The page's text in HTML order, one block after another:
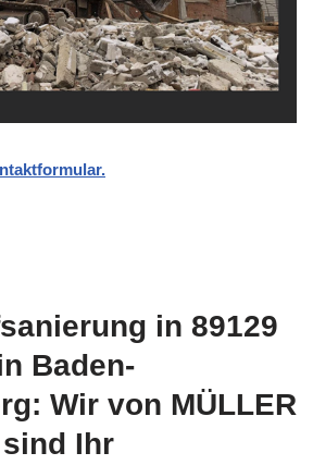
in 89129
Baden-
Wir von MÜLLER
sind Ihr